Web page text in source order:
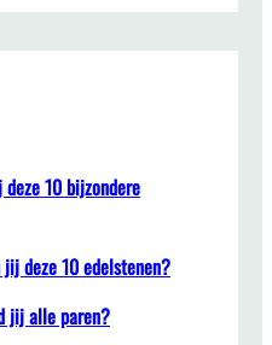
10 bijzondere
deze 10 edelstenen?
jij alle paren?